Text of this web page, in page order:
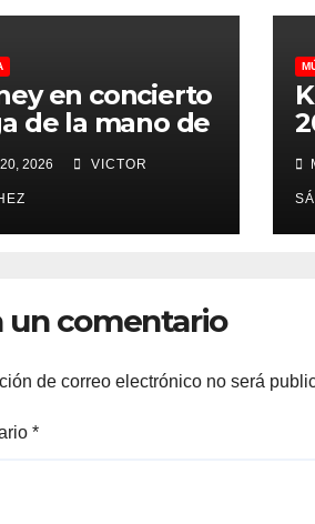
en concierto
de la mano de
Music Lab
2026 VICTOR
un comentario
de correo electrónico no será
*